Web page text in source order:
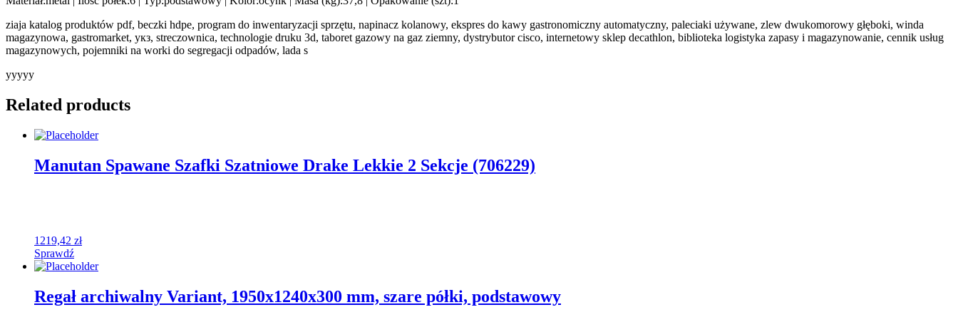
ziaja katalog produktów pdf, beczki hdpe, program do inwentaryzacji sprzętu, napinacz kolanowy, ekspres do kawy gastronomiczny automatyczny, paleciaki używane, zlew dwukomorowy głęboki, winda
magazynowa, gastromarket, укз, streczownica, technologie druku 3d, taboret gazowy na gaz ziemny, dystrybutor cisco, internetowy sklep decathlon, biblioteka logistyka zapasy i magazynowanie, cennik usług
magazynowych, pojemniki na worki do segregacji odpadów, lada s
yyyyy
Related products
Manutan Spawane Szafki Szatniowe Drake Lekkie 2 Sekcje (706229)
1219,42 zł
Sprawdź
Regał archiwalny Variant, 1950x1240x300 mm, szare półki, podstawowy